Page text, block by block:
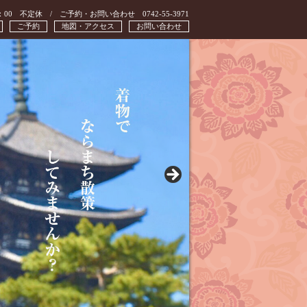
00 不定休 / ご予約・お問い合わせ 0742-55-3971
お問い合わせ
地図・アクセス
ご予約